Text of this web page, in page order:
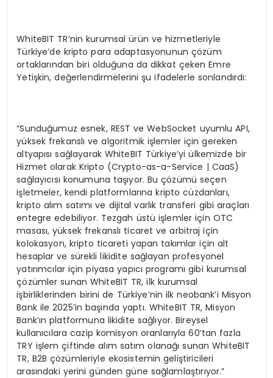
WhiteBIT TR’nin kurumsal ürün ve hizmetleriyle
Türkiye’de kripto para adaptasyonunun çözüm
ortaklarından biri olduğuna da dikkat çeken Emre
Yetişkin, değerlendirmelerini şu ifadelerle sonlandırdı:
“Sunduğumuz esnek, REST ve WebSocket uyumlu API,
yüksek frekanslı ve algoritmik işlemler için gereken
altyapısı sağlayarak WhiteBIT Türkiye’yi ülkemizde bir
Hizmet olarak Kripto (Crypto-as-a-Service | CaaS)
sağlayıcısı konumuna taşıyor. Bu çözümü seçen
işletmeler, kendi platformlarına kripto cüzdanları,
kripto alım satımı ve dijital varlık transferi gibi araçları
entegre edebiliyor. Tezgah üstü işlemler için OTC
masası, yüksek frekanslı ticaret ve arbitraj için
kolokasyon, kripto ticareti yapan takımlar için alt
hesaplar ve sürekli likidite sağlayan profesyonel
yatırımcılar için piyasa yapıcı programı gibi kurumsal
çözümler sunan WhiteBIT TR, ilk kurumsal
işbirliklerinden birini de Türkiye’nin ilk neobank’i Misyon
Bank ile 2025’in başında yaptı. WhiteBIT TR, Misyon
Bank’ın platformuna likidite sağlıyor. Bireysel
kullanıcılara cazip komisyon oranlarıyla 60’tan fazla
TRY işlem çiftinde alım satım olanağı sunan WhiteBIT
TR, B2B çözümleriyle ekosistemin geliştiricileri
arasındaki yerini günden güne sağlamlaştırıyor.”